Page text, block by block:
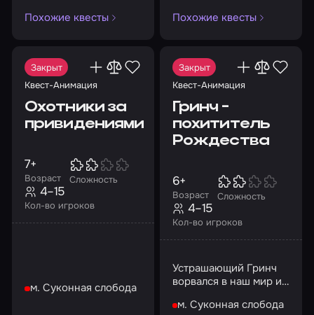
Похожие квесты
Похожие квесты
Закрыт
Квест-Анимация
Охотники за
привидениями
Возраст
7+
Сложность
Кол-во игроков
4–15
м. Суконная слобода
Закрыт
Квест-Анимация
Гринч -
похититель
Рождества
Возраст
6+
Сложность
Кол-во игроков
4–15
Устрашающий Гринч
ворвался в наш мир и
м. Суконная слобода